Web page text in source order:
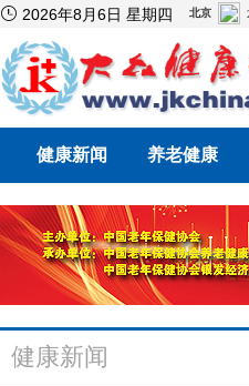
 2026年8月6日 星期四
健康新闻 养老健康
健康新闻